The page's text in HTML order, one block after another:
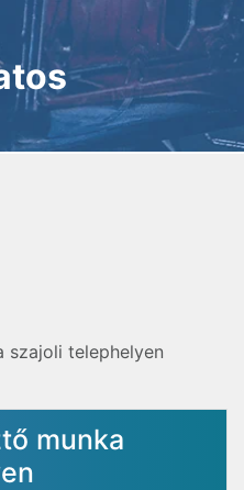
szajoli telephelyen
munka